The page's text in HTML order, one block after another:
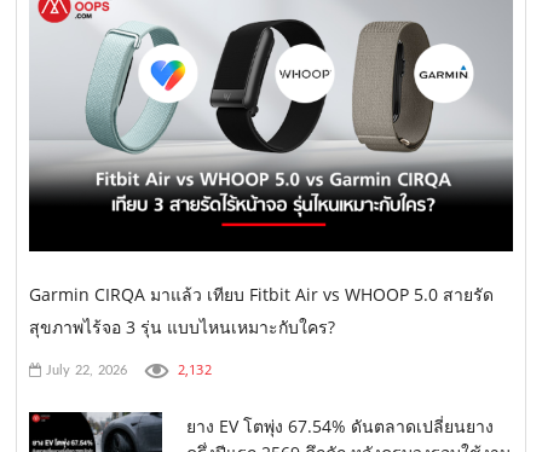
Garmin CIRQA มาแล้ว เทียบ Fitbit Air vs WHOOP 5.0 สายรัด
สุขภาพไร้จอ 3 รุ่น แบบไหนเหมาะกับใคร?
July 22, 2026 2,132
ยาง EV โตพุ่ง 67.54% ดันตลาดเปลี่ยนยาง